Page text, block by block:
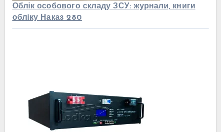
Облік особового складу ЗСУ: журнали, книги
обліку Наказ 280